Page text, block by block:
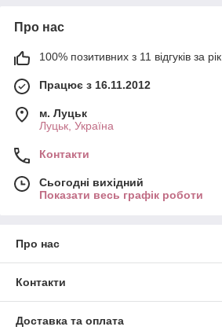
Про нас
100% позитивних з 11 відгуків за рік
Працює з 16.11.2012
м. Луцьк
Луцьк, Україна
Контакти
Сьогодні вихідний
Показати весь графік роботи
Про нас
Контакти
Доставка та оплата